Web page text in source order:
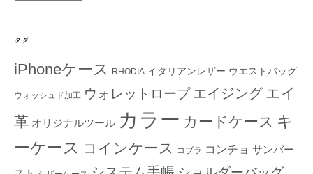
イ
タグ
iPhoneケース RHODIA イタリアンレザー ウエストバッグ
ウォッシュド加工 ウォレットロープ エイジング エイ
革 オリジナルツール カラー カードケース キ
ーケース コインケース コブラ コンチョ サンバー